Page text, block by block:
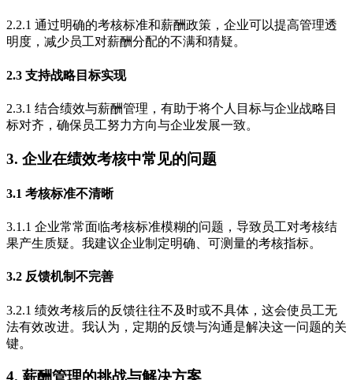
2.2.1 通过明确的考核标准和薪酬政策，企业可以提高管理透
明度，减少员工对薪酬分配的不满和猜疑。
2.3 支持战略目标实现
2.3.1 结合绩效与薪酬管理，有助于将个人目标与企业战略目
标对齐，确保员工努力方向与企业发展一致。
3. 企业在绩效考核中常见的问题
3.1 考核标准不清晰
3.1.1 企业常常面临考核标准模糊的问题，导致员工对考核结
果产生质疑。我建议企业制定明确、可测量的考核指标。
3.2 反馈机制不完善
3.2.1 绩效考核后的反馈往往不及时或不具体，这会使员工无
法有效改进。我认为，定期的反馈与沟通是解决这一问题的关
键。